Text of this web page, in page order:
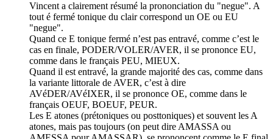
Vincent a clairement résumé la prononciation du "negue". A
tout é fermé tonique du clair correspond un OE ou EU
"negue".
Quand ce E tonique fermé n’est pas entravé, comme c’est le
cas en finale, PODER/VOLER/AVER, il se prononce EU,
comme dans le français PEU, MIEUX.
Quand il est entravé, la grande majorité des cas, comme dans
la variante littorale de AVER, c’est à dire
AVéDER/AVéIXER, il se prononce OE, comme dans le
français OEUF, BOEUF, PEUR.
Les E atones (prétoniques ou posttoniques) et souvent les A
atones, mais pas toujours (on peut dire AMASSA ou